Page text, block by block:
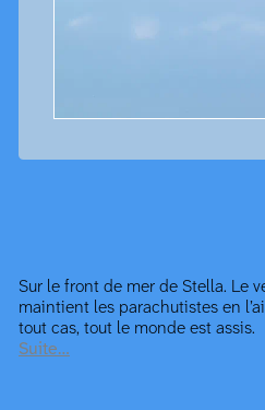
Sur le front de mer de Stella. Le
maintient les parachutistes en
tout cas, tout le monde est assis.
Suite…